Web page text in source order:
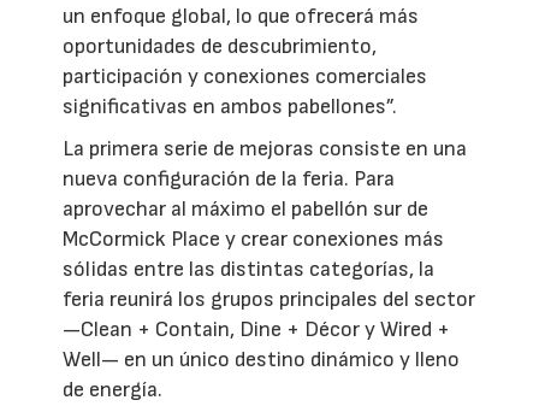
un enfoque global, lo que ofrecerá más
oportunidades de descubrimiento,
participación y conexiones comerciales
significativas en ambos pabellones”.
La primera serie de mejoras consiste en una
nueva configuración de la feria. Para
aprovechar al máximo el pabellón sur de
McCormick Place y crear conexiones más
sólidas entre las distintas categorías, la
feria reunirá los grupos principales del sector
—Clean + Contain, Dine + Décor y Wired +
Well— en un único destino dinámico y lleno
de energía.